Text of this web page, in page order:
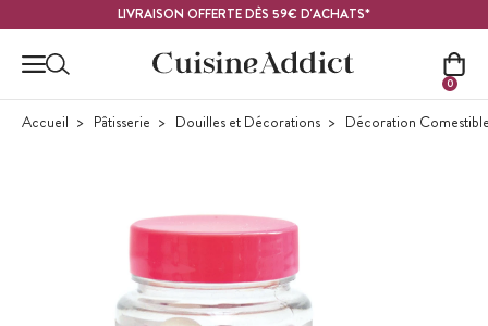
LIVRAISON OFFERTE DÈS 59€ D'ACHATS*
0
Accueil Pâtisserie Douilles et Décorations Décoration